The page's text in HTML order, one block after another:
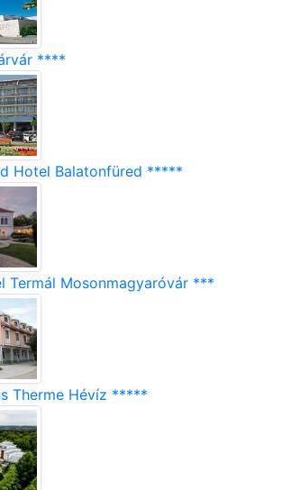
****
Hotel Balatonfüred *****
Mosonmagyaróvár ***
Therme Hévíz *****